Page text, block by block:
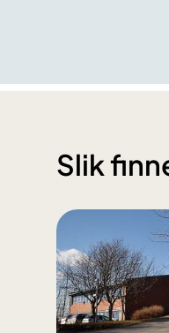
Slik